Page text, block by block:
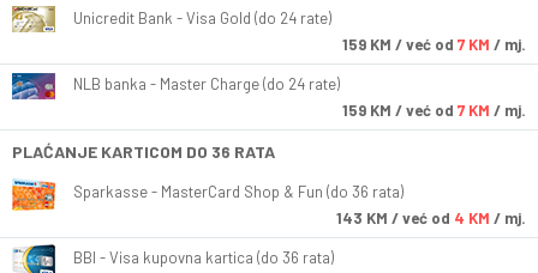
Unicredit Bank - Visa Gold (do 24 rate)
159 KM / već od 7 KM / mj.
NLB banka - Master Charge (do 24 rate)
159 KM / već od 7 KM / mj.
PLAĆANJE KARTICOM DO 36 RATA
Sparkasse - MasterCard Shop & Fun (do 36 rata)
143 KM / već od 4 KM / mj.
BBI - Visa kupovna kartica (do 36 rata)